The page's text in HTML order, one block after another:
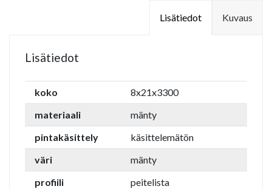
Kuvaus
Lisätiedot
Lisätiedot
koko
8x21x3300
materiaali
mänty
pintakäsittely
käsittelemätön
väri
mänty
profiili
peitelista